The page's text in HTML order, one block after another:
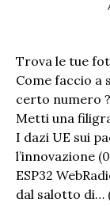
Trova le tue
Come faccio a
certo numero ?
Metti una
I dazi UE sui
l’innovazione
ESP32
dal salotto di…